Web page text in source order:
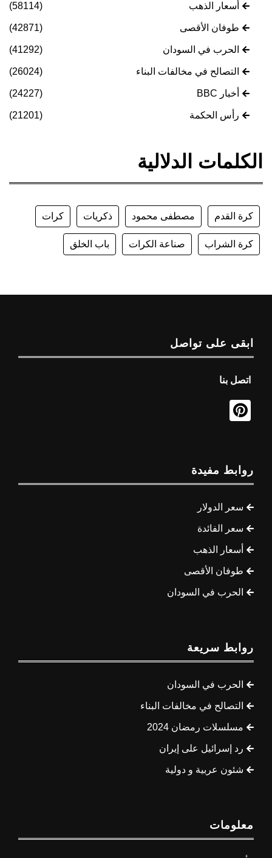
أسعار الذهب (58114)
طوفان الأقصى (42871)
الحرب في السودان (41292)
التصالح في مخالفات البناء (26024)
أخبار BBC (24227)
رأس الحكمة (21201)
الكلمات الدلالية
كرة القدم مصطفى محمود ذكريات كرات
كرة الشراب صناعة الكرات باب الخلق
ابقى على تواصل
اتصل بنا
روابط مفيدة
سعر الدولار
سعر الفائدة
أسعار الذهب
طوفان الأقصى
الحرب في السودان
روابط سريعة
الحرب في السودان
التصالح في مخالفات البناء
مسلسلات رمضان 2024
رد إسرائيل على إيران
شئون عربية و دولية
معلومات